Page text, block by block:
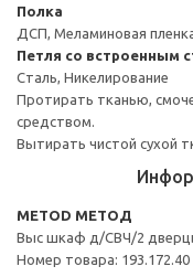
Полка
ДСП, Меламиновая
Петля со встроенным
Сталь, Никелирование
Протирать тканью,
средством.
Вытирать чистой сухой
METOD МЕТОД
Выс шкаф д/СВЧ/2
Номер товара: 193.172.40